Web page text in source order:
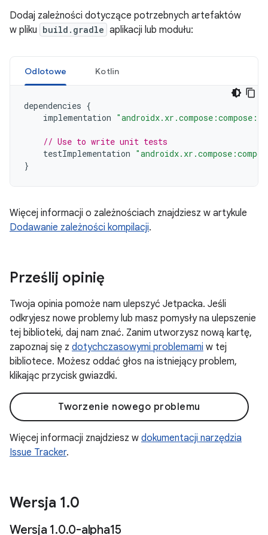
Dodaj zależności dotyczące potrzebnych artefaktów
w pliku build.gradle aplikacji lub modułu:
Odlotowe Kotlin
dependencies {
implementation
// Use to write unit tests
testImplementation
}
Więcej informacji o zależnościach znajdziesz w artykule
Dodawanie zależności kompilacji.
Prześlij opinię
Twoja opinia pomoże nam ulepszyć Jetpacka. Jeśli
odkryjesz nowe problemy lub masz pomysły na ulepszenie
tej biblioteki, daj nam znać. Zanim utworzysz nową kartę,
zapoznaj się z dotychczasowymi problemami w tej
bibliotece. Możesz oddać głos na istniejący problem,
klikając przycisk gwiazdki.
Tworzenie nowego problemu
Więcej informacji znajdziesz w dokumentacji narzędzia
Issue Tracker.
Wersja 1.0
Wersja 1.0.0-alpha15